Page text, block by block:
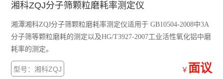
湘科ZQJ分子筛颗粒磨耗率测定仪
湘潭湘科ZQJ分子筛颗粒磨耗率测定仪适用于 GB10504-2008中3A
分子筛等颗粒磨耗的测定以及HG/T3927-2007工业活性氧化铝中磨
耗率的测定。
型号：湘科ZQJ ￥ 面议